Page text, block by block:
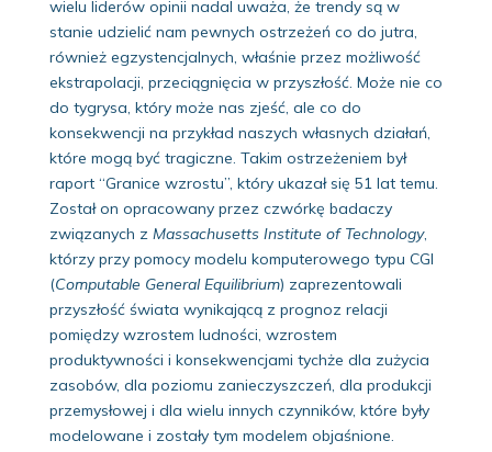
wielu liderów opinii nadal uważa, że trendy są w
stanie udzielić nam pewnych ostrzeżeń co do jutra,
również egzystencjalnych, właśnie przez możliwość
ekstrapolacji, przeciągnięcia w przyszłość. Może nie co
do tygrysa, który może nas zjeść, ale co do
konsekwencji na przykład naszych własnych działań,
które mogą być tragiczne. Takim ostrzeżeniem był
raport “Granice wzrostu”, który ukazał się 51 lat temu.
Został on opracowany przez czwórkę badaczy
związanych z Massachusetts Institute of Technology,
którzy przy pomocy modelu komputerowego typu CGI
(Computable General Equilibrium) zaprezentowali
przyszłość świata wynikającą z prognoz relacji
pomiędzy wzrostem ludności, wzrostem
produktywności i konsekwencjami tychże dla zużycia
zasobów, dla poziomu zanieczyszczeń, dla produkcji
przemysłowej i dla wielu innych czynników, które były
modelowane i zostały tym modelem objaśnione.